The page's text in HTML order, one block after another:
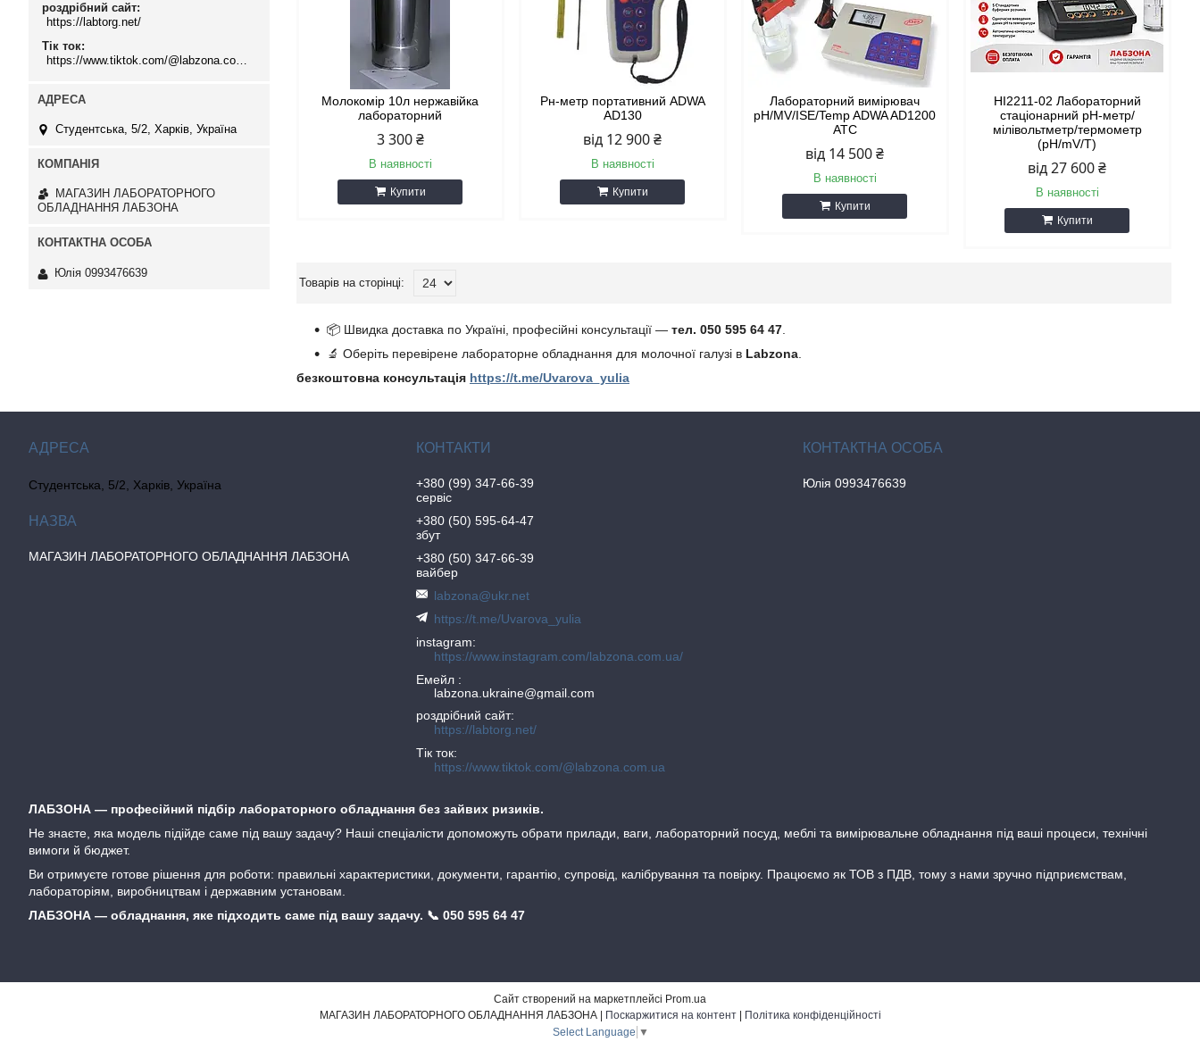
Молокомір 10л нержавійка
лабораторний
3 300 ₴
В наявності
Купити
Рн-метр портативний ADWA
AD130
від 12 900 ₴
В наявності
Купити
Лабораторний вимірювач
pH/MV/ISE/Temp ADWA AD1200
АТС
від 14 500 ₴
В наявності
Купити
HI2211-02 Лабораторний
стаціонарний рН-метр/
мілівольтметр/термометр
(pH/mV/T)
від 27 600 ₴
В наявності
Купити
📦 Швидка доставка по Україні, професійні консультації — тел. 050 595 64 47
🔬 Оберіть перевірене лабораторне обладнання для молочної галузі в Labzona
безкоштовна консультація https://t.me/Uvarova_yulia
роздрібний сайт
https://labtorg.net/
Тік ток
Студентська, 5/2, Харків, Україна
МАГАЗИН ЛАБОРАТОРНОГО
ОБЛАДНАННЯ ЛАБЗОНА
Юлія 0993476639
Студентська, 5/2, Харків, Україна
МАГАЗИН ЛАБОРАТОРНОГО ОБЛАДНАННЯ ЛАБЗОНА
+380 (99) 347-66-39
сервіс
+380 (50) 595-64-47
збут
+380 (50) 347-66-39
вайбер
labzona@ukr.net
https://t.me/Uvarova_yulia
instagram
https://www.instagram.com/labzona.com.ua/
Емейл
labzona.ukraine@gmail.com
роздрібний сайт
https://labtorg.net/
Тік ток
https://www.tiktok.com/@labzona.com.ua
Юлія 0993476639
ЛАБЗОНА — професійний підбір лабораторного обладнання без зайвих ризиків.
Не знаєте, яка модель підійде саме під вашу задачу? Наші спеціалісти допоможуть обрати прилади, ваги, лабораторний посуд, меблі та вимірювальне обладнання під ваші процеси, технічні
вимоги й бюджет.
Ви отримуєте готове рішення для роботи: правильні характеристики, документи, гарантію, супровід, калібрування та повірку. Працюємо як ТОВ з ПДВ, тому з нами зручно підприємствам,
лабораторіям, виробництвам і державним установам.
ЛАБЗОНА — обладнання, яке підходить саме під вашу задачу. 📞 050 595 64 47
Сайт створений на маркетплейсі Prom.ua
Поскаржитися на контент
Політика конфіденційності
Select Language ▼